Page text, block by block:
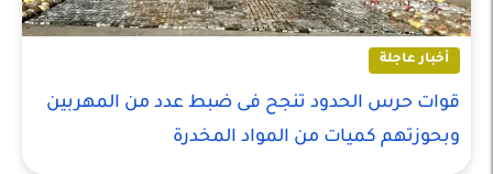
أخبار عاجلة
قوات حرس الحدود تنجح فى ضبط عدد من المهربين
وبحوزتهم كميات من المواد المخدرة